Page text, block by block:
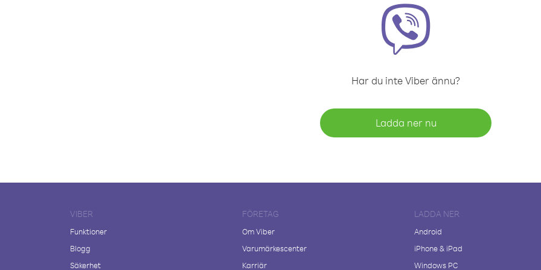
Har du inte Viber ännu?
Ladda ner nu
VIBER
Funktioner
Blogg
Säkerhet
FÖRETAG
Om Viber
Varumärkescenter
Karriär
LADDA NER
Android
iPhone & iPad
Windows PC